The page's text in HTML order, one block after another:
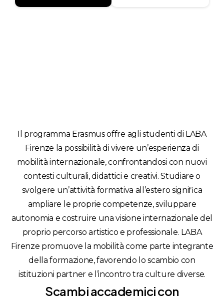
Il programma Erasmus offre agli studenti di LABA
Firenze la possibilità di vivere un’esperienza di
mobilità internazionale, confrontandosi con nuovi
contesti culturali, didattici e creativi. Studiare o
svolgere un’attività formativa all’estero significa
ampliare le proprie competenze, sviluppare
autonomia e costruire una visione internazionale del
proprio percorso artistico e professionale. LABA
Firenze promuove la mobilità come parte integrante
della formazione, favorendo lo scambio con
istituzioni partner e l’incontro tra culture diverse.
Scambi accademici con